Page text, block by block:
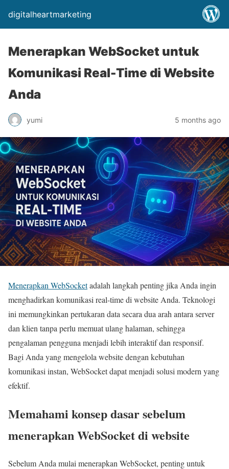
digitalheartmarketing
Menerapkan WebSocket untuk
Komunikasi Real-Time di Website
Anda
yumi 5 months ago
Menerapkan WebSocketadalah langkah penting jika Anda ingin
menghadirkan komunikasi real-time di website Anda. Teknologi
ini memungkinkan pertukaran data secara dua arah antara server
dan klien tanpa perlu memuat ulang halaman, sehingga
pengalaman pengguna menjadi lebih interaktif dan responsif.
Bagi Anda yang mengelola website dengan kebutuhan
komunikasi instan, WebSocket dapat menjadi solusi modern yang
efektif.
Memahami konsep dasar sebelum
menerapkan WebSocket di website
Sebelum Anda mulai menerapkan WebSocket, penting untuk